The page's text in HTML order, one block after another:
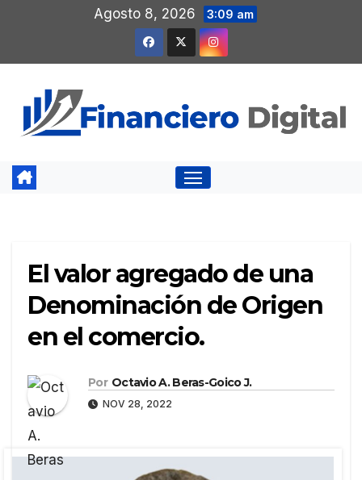
contenido
Agosto 8, 2026 3:09 am
El valor agregado de una
Denominación de Origen
en el comercio.
Por Octavio A. Beras-Goico J.
NOV 28, 2022